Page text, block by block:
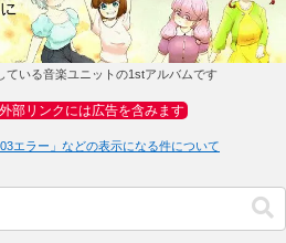
ている音楽ユニットの1stアルバムです
部リンクには広告を含みます
エラー」などの表示になる件について